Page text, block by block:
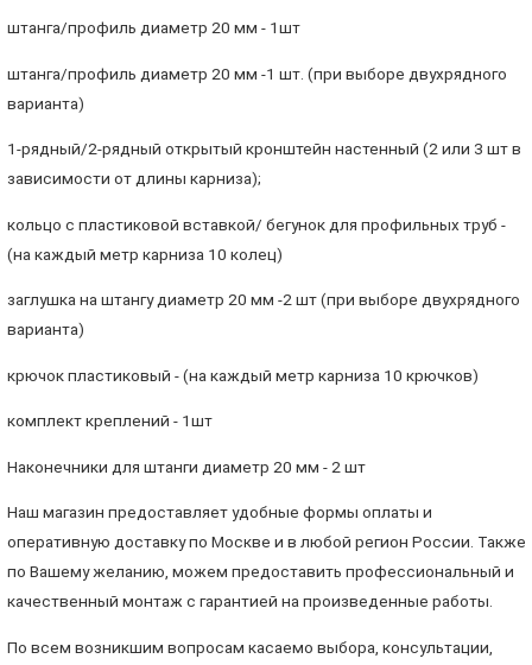
штанга/профиль диаметр 20 мм - 1шт
штанга/профиль диаметр 20 мм -1 шт. (при выборе двухрядного
варианта)
1-рядный/2-рядный открытый кронштейн настенный (2 или 3 шт в
зависимости от длины карниза);
кольцо с пластиковой вставкой/ бегунок для профильных труб -
(на каждый метр карниза 10 колец)
заглушка на штангу диаметр 20 мм -2 шт (при выборе двухрядного
варианта)
крючок пластиковый - (на каждый метр карниза 10 крючков)
комплект креплений - 1шт
Наконечники для штанги диаметр 20 мм - 2 шт
Наш магазин предоставляет удобные формы оплаты и
оперативную доставку по Москве и в любой регион России. Также
по Вашему желанию, можем предоставить профессиональный и
качественный монтаж с гарантией на произведенные работы.
По всем возникшим вопросам касаемо выбора, консультации,